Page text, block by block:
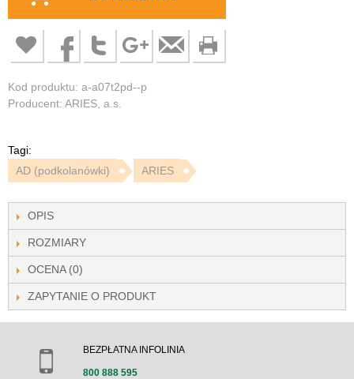
Kod produktu: a-a07t2pd--p
Producent: ARIES, a.s.
Tagi:
AD (podkolanówki)
ARIES
OPIS
ROZMIARY
OCENA (0)
ZAPYTANIE O PRODUKT
BEZPŁATNA INFOLINIA
800 888 595